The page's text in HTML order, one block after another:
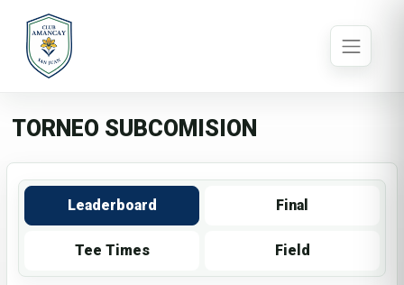
TORNEO SUBCOMISION
Leaderboard Final
Tee Times Field